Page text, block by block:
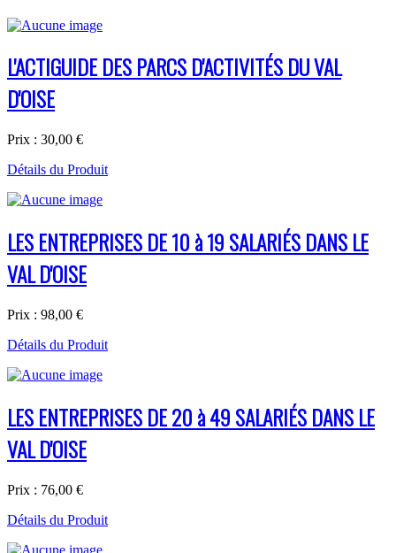
L'ACTIGUIDE DES PARCS D'ACTIVITÉS DU VAL
D'OISE
Prix : 30,00 €
Détails du Produit
LES ENTREPRISES DE 10 à 19 SALARIÉS DANS LE
VAL D'OISE
Prix : 98,00 €
Détails du Produit
LES ENTREPRISES DE 20 à 49 SALARIÉS DANS LE
VAL D'OISE
Prix : 76,00 €
Détails du Produit